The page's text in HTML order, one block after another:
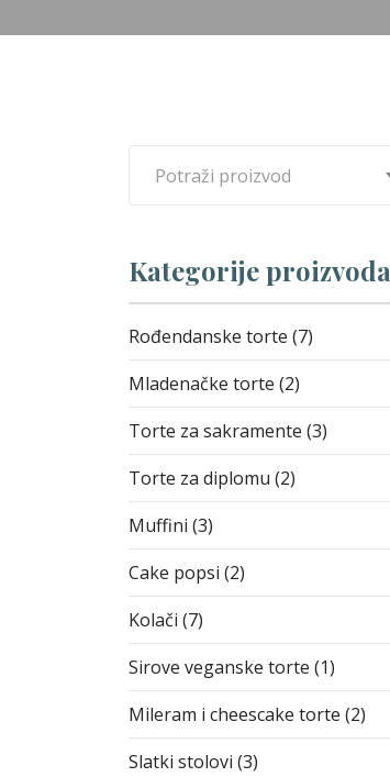
Potraži proizvod
Kategorije proizvoda
Rođendanske torte (7)
Mladenačke torte (2)
Torte za sakramente (3)
Torte za diplomu (2)
Muffini (3)
Cake popsi (2)
Kolači (7)
Sirove veganske torte (1)
Mileram i cheescake torte (2)
Slatki stolovi (3)